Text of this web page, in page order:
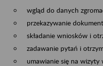
wgląd do danych
przekazywanie
składanie wniosków i
zadawanie pytań i
umawianie się na wizyty